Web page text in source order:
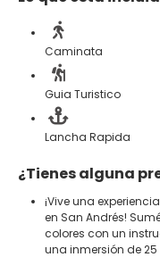
Caminata
Guia Turistico
Lancha Rapida
¿Tienes alguna
¡Vive una
en San Andrés!
colores con un
una inmersión de